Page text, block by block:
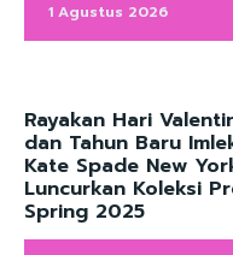
1 Agustus 2026
Rayakan Hari
dan Tahun Baru
Kate Spade New
Luncurkan Koleksi
Spring 2025